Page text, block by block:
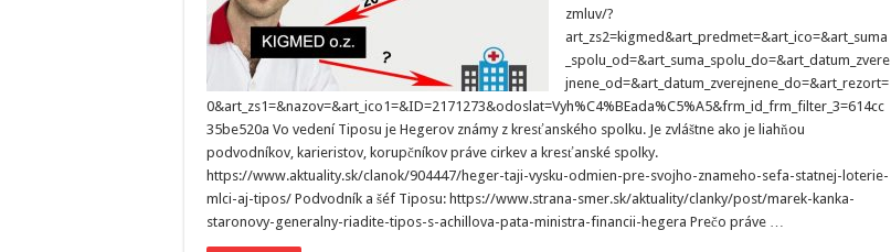
zmluv/?
art_zs2=kigmed&art_predmet=&art_ico=&art_suma
_spolu_od=&art_suma_spolu_do=&art_datum_zvere
jnene_od=&art_datum_zverejnene_do=&art_rezort=
0&art_zs1=&nazov=&art_ico1=&ID=2171273&odoslat=Vyh%C4%BEada%C5%A5&frm_id_frm_filter_3=614cc
35be520a Vo vedení Tiposu je Hegerov známy z kresťanského spolku. Je zvláštne ako je liahňou
podvodníkov, karieristov, korupčníkov práve cirkev a kresťanské spolky.
https://www.aktuality.sk/clanok/904447/heger-taji-vysku-odmien-pre-svojho-znameho-sefa-statnej-loterie-
mlci-aj-tipos/ Podvodník a šéf Tiposu: https://www.strana-smer.sk/aktuality/clanky/post/marek-kanka-
staronovy-generalny-riadite-tipos-s-achillova-pata-ministra-financii-hegera Prečo práve …